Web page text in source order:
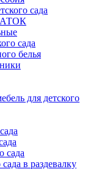
сада
сада
белья
для детского
сада
в раздевалку